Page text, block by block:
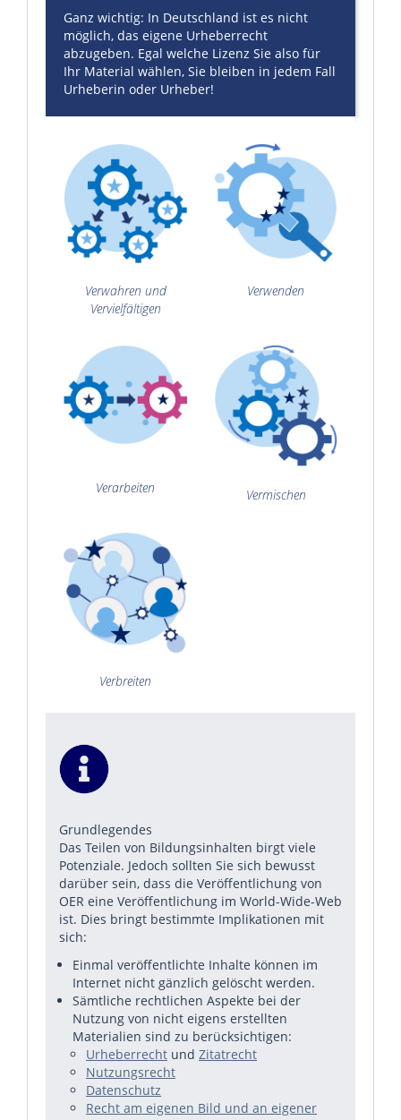
Ganz wichtig: In Deutschland ist es nicht
möglich, das eigene Urheberrecht
abzugeben. Egal welche Lizenz Sie also für
Ihr Material wählen, Sie bleiben in jedem Fall
Urheberin oder Urheber!
Verwahren und
Vervielfältigen
Verwenden
Verarbeiten Vermischen
Verbreiten
Grundlegendes
Das Teilen von Bildungsinhalten birgt viele
Potenziale. Jedoch sollten Sie sich bewusst
darüber sein, dass die Veröffentlichung von
OER eine Veröffentlichung im World-Wide-Web
ist. Dies bringt bestimmte Implikationen mit
sich:
Einmal veröffentlichte Inhalte können im
Internet nicht gänzlich gelöscht werden.
Sämtliche rechtlichen Aspekte bei der
Nutzung von nicht eigens erstellten
Materialien sind zu berücksichtigen:
Urheberrecht und Zitatrecht
Nutzungsrecht
Datenschutz
Recht am eigenen Bild und an eigener